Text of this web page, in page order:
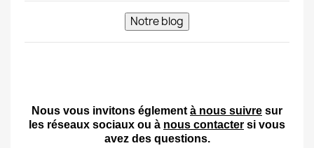
Nous vous invitons églement à nous suivre sur
les réseaux sociaux ou à nous contacter si vous
avez des questions.